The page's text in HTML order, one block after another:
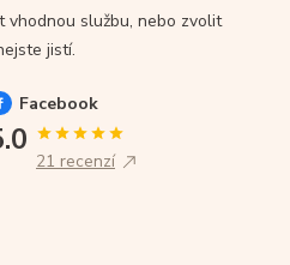
vhodnou službu, nebo zvolit
jistí.
Facebook
21 recenzí